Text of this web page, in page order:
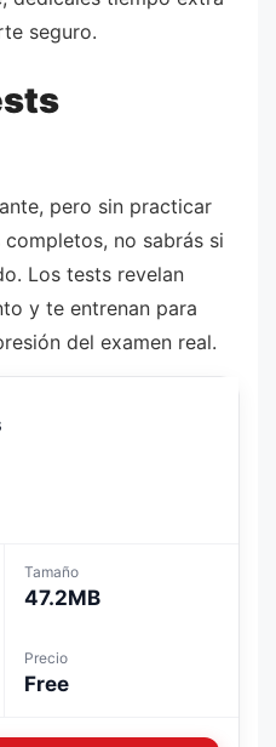
seguro.
pero sin practicar
no sabrás si
Los tests revelan
y te entrenan para
del examen real.
Tamaño
47.2MB
Precio
Free